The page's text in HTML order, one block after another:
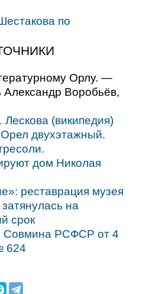
по
Орлу. —
Воробьёв,
(википедия)
двухэтажный.
дом Николая
реставрация музея
на
срок
Совмина РСФСР от 4
624